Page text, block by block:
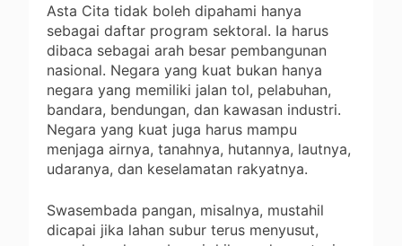
Asta Cita tidak boleh dipahami hanya
sebagai daftar program sektoral. Ia harus
dibaca sebagai arah besar pembangunan
nasional. Negara yang kuat bukan hanya
negara yang memiliki jalan tol, pelabuhan,
bandara, bendungan, dan kawasan industri.
Negara yang kuat juga harus mampu
menjaga airnya, tanahnya, hutannya, lautnya,
udaranya, dan keselamatan rakyatnya.
Swasembada pangan, misalnya, mustahil
dicapai jika lahan subur terus menyusut,